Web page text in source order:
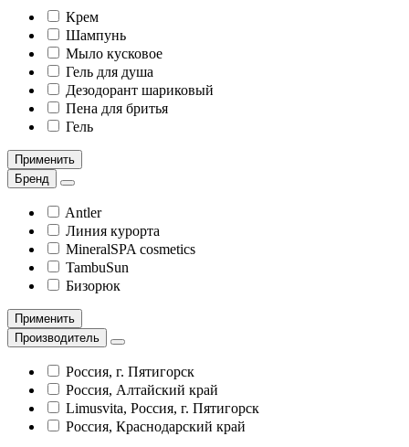
Крем
Шампунь
Мыло кусковое
Гель для душа
Дезодорант шариковый
Пена для бритья
Гель
Применить
Бренд
Antler
Линия курорта
MineralSPA cosmetics
TambuSun
Бизорюк
Применить
Производитель
Россия, г. Пятигорск
Россия, Алтайский край
Limusvita, Россия, г. Пятигорск
Россия, Краснодарский край